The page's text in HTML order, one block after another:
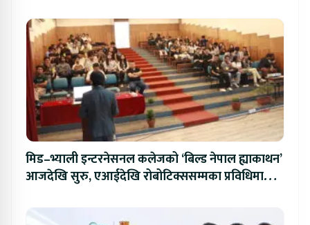
मिड–भ्याली इन्टरनेसनल कलेजको ‘बिल्ड नेपाल ह्याकाथन’
आजदेखि सुरु, एआईदेखि रोबोटिक्ससम्मका प्रविधिमा